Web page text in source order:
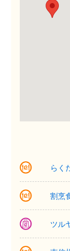
らく
割烹
ツル